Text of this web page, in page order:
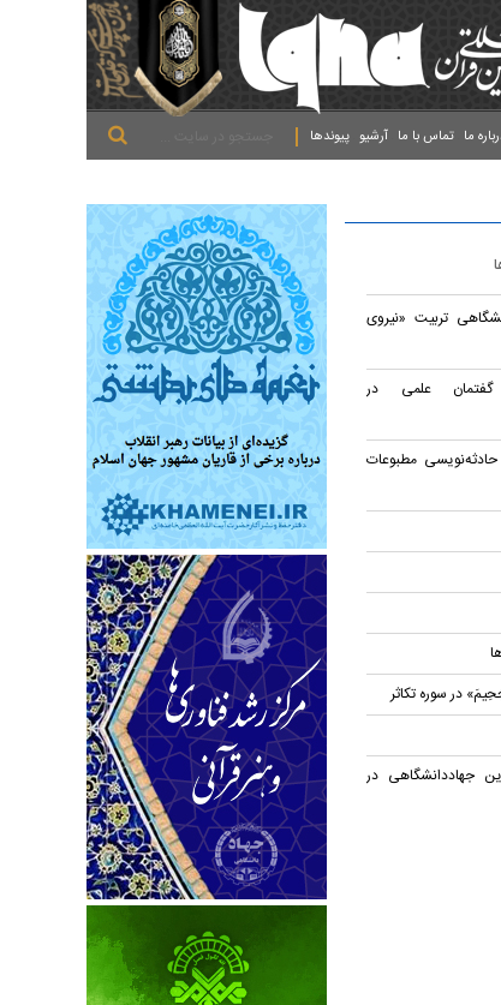
پیوندها آرشیو تماس با ما ما
تربیت «نیروی
گفتمان علمی در
مطبوعات
در سوره تکاثر
جهاددانشگاهی در